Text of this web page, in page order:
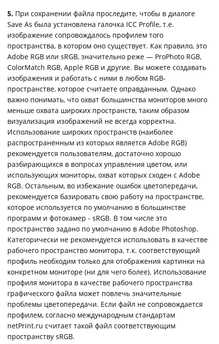
5. При сохранении файла проследите, чтобы в диалоге
Save As была установлена галочка ICC Profile, т.е.
изображение сопровождалось профилем того
пространства, в котором оно существует. Как правило, это
Adobe RGB или sRGB, значительно реже — ProPhoto RGB,
ColorMatch RGB, Apple RGB и другие. Вы можете создавать
изображения и работать с ними в любом RGB-
пространстве, которое считаете оправданным. Однако
важно понимать, что охват большинства мониторов много
меньше охвата широких пространств, таким образом
визуализация изображений не всегда корректна.
Использование широких пространств (наиболее
распространённым из которых является Adobe RGB)
рекомендуется пользователям, достаточно хорошо
разбирающихся в вопросах управления цветом, или
использующих мониторы, охват которых сходен с Adobe
RGB. Остальным, во избежание ошибок цветопередачи,
рекомендуется базировать свою работу на пространстве,
которое используется по умолчанию в большинстве
программ и фотокамер - sRGB. В том числе это
пространство задано по умолчанию в Adobe Photoshop.
Категорически не рекомендуется использовать в качестве
рабочего пространство монитора, т.к. соответствующий
профиль необходим только для отображения картинки на
конкретном мониторе (ни для чего более). Использование
профиля монитора в качестве рабочего пространства
графического файла может повлечь значительные
проблемы цветопередачи. Если файл не сопровождается
профилем, согласно международным стандартам
netPrint.ru считает такой файл соответствующим
пространству sRGB.